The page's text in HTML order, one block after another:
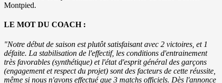
Montpied.
LE MOT DU COACH :
"Notre début de saison est plutôt satisfaisant avec 2 victoires, et 1
défaite. La stabilisation de l'effectif, les conditions d'entrainement
très favorables (synthétique) et l'état d'esprit général des garçons
(engagement et respect du projet) sont des facteurs de cette réussite,
même si nous n'avons effectué que 3 matchs officiels. Dès l'annonce